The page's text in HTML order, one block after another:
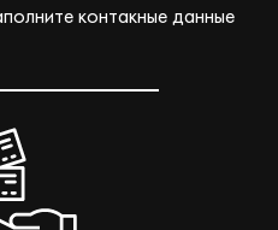
контакные данные